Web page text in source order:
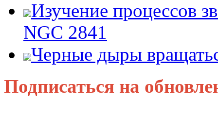
Изучение процессов
NGC 2841
Черные дыры
Подписаться на